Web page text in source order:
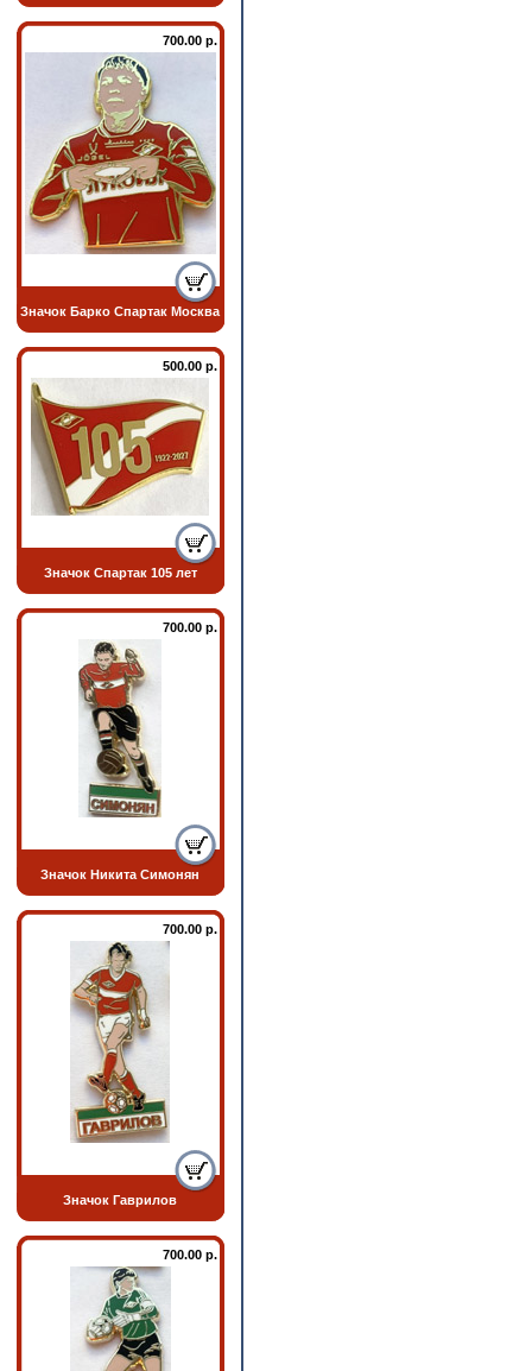
700.00 р.
Значок Барко Спартак Москва
500.00 р.
Значок Спартак 105 лет
700.00 р.
Значок Никита Симонян
700.00 р.
Значок Гаврилов
700.00 р.